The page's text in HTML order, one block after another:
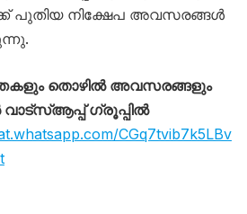
പുതിയ നിക്ഷേപ അവസരങ്ങൾ
തൊഴിൽ അവസരങ്ങളും
ഗ്രൂപ്പിൽ
CGq7tvib7k5LBv